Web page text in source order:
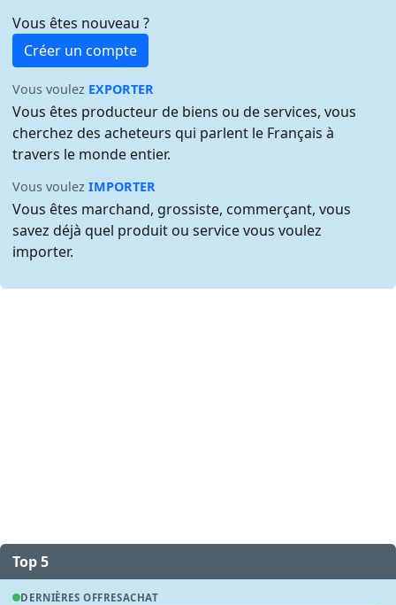
Vous êtes nouveau ?
Créer un compte
Vous voulez EXPORTER
Vous êtes producteur de biens ou de services, vous
cherchez des acheteurs qui parlent le Français à
travers le monde entier.
Vous voulezIMPORTER
Vous êtes marchand, grossiste, commerçant, vous
savez déjà quel produit ou service vous voulez
importer.
Top 5
DERNIÈRES OFFRESACHAT